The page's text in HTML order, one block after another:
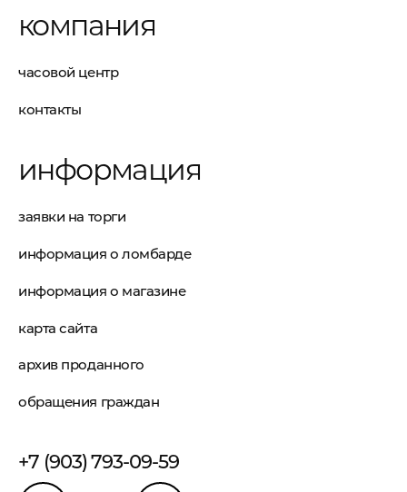
компания
часовой центр
контакты
информация
заявки на торги
информация о ломбарде
информация о магазине
карта сайта
архив проданного
обращения граждан
+7 (903) 793-09-59